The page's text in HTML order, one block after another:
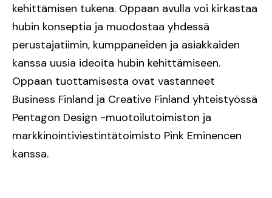
kehittämisen tukena. Oppaan avulla voi kirkastaa
hubin konseptia ja muodostaa yhdessä
perustajatiimin, kumppaneiden ja asiakkaiden
kanssa uusia ideoita hubin kehittämiseen.
Oppaan tuottamisesta ovat vastanneet
Business Finland ja Creative Finland yhteistyössä
Pentagon Design -muotoilutoimiston ja
markkinointiviestintätoimisto Pink Eminencen
kanssa.